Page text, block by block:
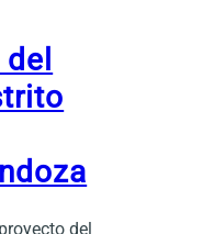
del